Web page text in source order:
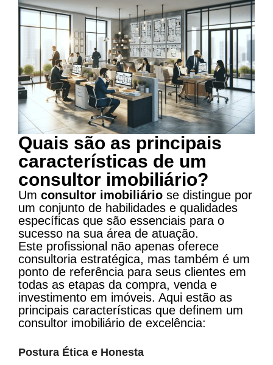
Quais são as principais
características de um
consultor imobiliário?
Um consultor imobiliário se distingue por
um conjunto de habilidades e qualidades
específicas que são essenciais para o
sucesso na sua área de atuação.
Este profissional não apenas oferece
consultoria estratégica, mas também é um
ponto de referência para seus clientes em
todas as etapas da compra, venda e
investimento em imóveis. Aqui estão as
principais características que definem um
consultor imobiliário de excelência:
Postura Ética e Honesta